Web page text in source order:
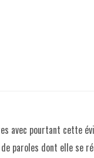
avec pourtant cette
paroles dont elle se